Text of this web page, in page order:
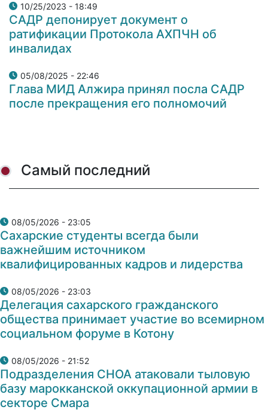
10/25/2023 - 18:49
САДР депонирует документ о
ратификации Протокола АХПЧН об
инвалидах
05/08/2025 - 22:46
Глава МИД Алжира принял посла САДР
после прекращения его полномочий
Самый последний
08/05/2026 - 23:05
Сахарские студенты всегда были
важнейшим источником
квалифицированных кадров и лидерства
08/05/2026 - 23:03
Делегация сахарского гражданского
общества принимает участие во всемирном
социальном форуме в Котону
08/05/2026 - 21:52
Подразделения СНОА атаковали тыловую
базу марокканской оккупационной армии в
секторе Смара